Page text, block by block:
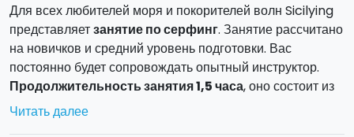
Для всех любителей моря и покорителей волн Sicilying
представляетзанятие по серфинг. Занятие рассчитано
на новичков и средний уровень подготовки. Вас
постоянно будет сопровождать опытный инструктор.
Продолжительность занятия 1,5 часа, оно состоит из
теории, моделирования катания и практики на воде.
Во время занятия вас научат
Читать далее